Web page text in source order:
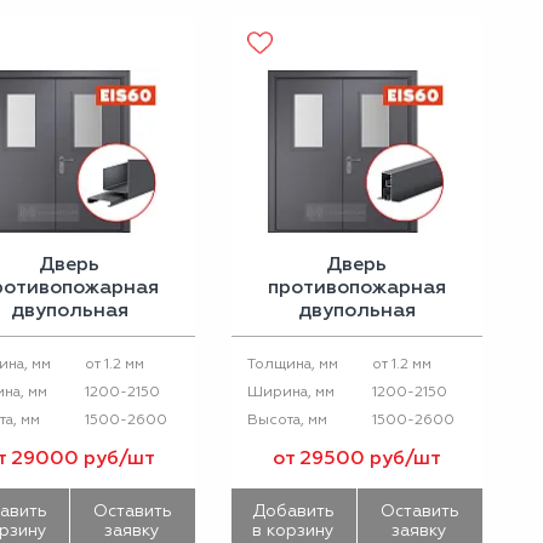
Дверь
двупольная
ДПМ
60 (порог 14 мм)
мм
от 1.2 мм
мм
1200-2150
мм
1500-2600
29000 руб/шт
Оставить
заявку
Дверь
противопожарная
двупольная
остекленная ДПМ
EIS-60 с
выпадающим порогом
Толщина, мм
от 1.2 мм
Ширина, мм
1200-2150
Высота, мм
1500-2600
от 29500 руб/шт
Добавить
в корзину
Оставить
заявку